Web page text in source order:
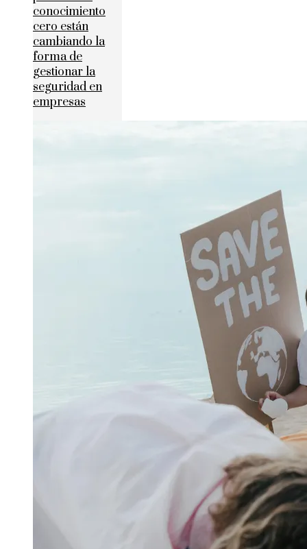
conocimiento
cero están
cambiando la
forma de
gestionar la
seguridad en
empresas